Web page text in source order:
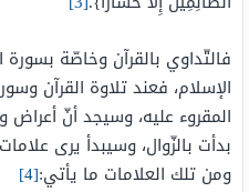
فالتّداوي بالقرآن وخاصّة
الإسلام، فعند تلاوة القرآن
المقروء عليه، وسيجد أنّ أعراض
بدأت بالزّوال، وسيبدأ يرى
ومن تلك العلامات ما يأتي:[4]